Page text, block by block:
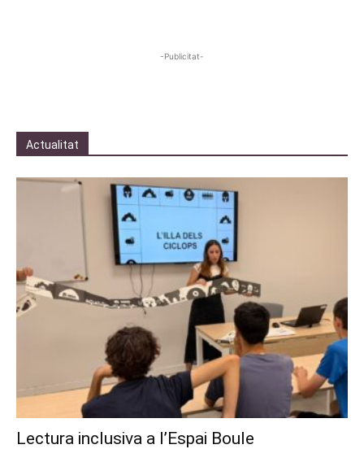
-Publicitat-
Actualitat
Lectura inclusiva a l’Espai Boule